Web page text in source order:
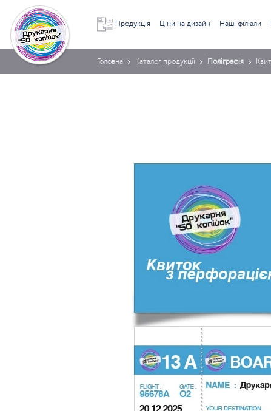
Продукція Ціни на дизайн Наші філіали
Головна Каталог продукції Поліграфія